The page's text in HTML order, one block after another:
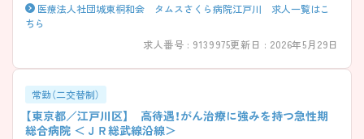
医療法人社団城東桐和会 タムスさくら病院江戸川 求人一覧はこ
ちら
求人番号 : 9139975更新日 : 2026年5月29日
常勤（二交替制）
【東京都／江戸川区】 高待遇！がん治療に強みを持つ急性期
総合病院 ＜ＪＲ総武線沿線＞